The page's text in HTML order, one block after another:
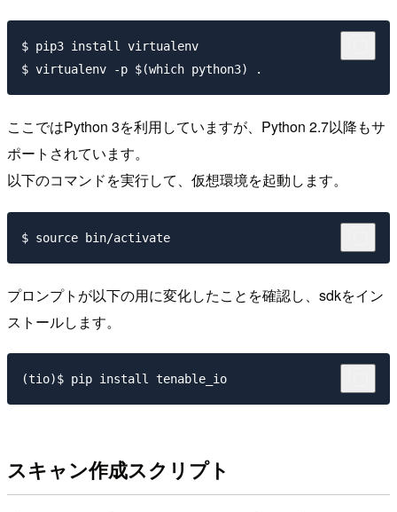
$ pip3 install virtualenv
ここではPython 3を利用していますが、Python 2.7以降もサ
ポートされています。
以下のコマンドを実行して、仮想環境を起動します。
プロンプトが以下の用に変化したことを確認し、sdkをイン
ストールします。
スキャン作成スクリプト